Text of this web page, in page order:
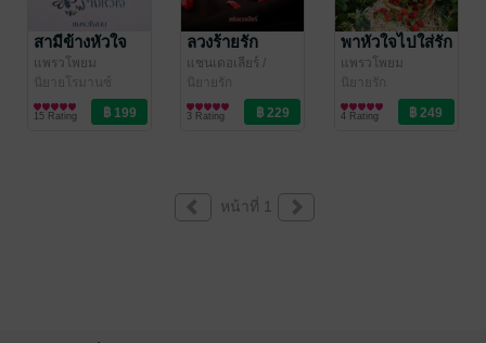
สามีข้างหัวใจ
แพรวโพยม
นิยายโรมานซ์
15 Rating
ลวงร้ายรัก
แชนเดอเลียร์ /
แพรวโพยม
นิยายรัก
3 Rating
พาหัวใจไปใส่รัก
แพรวโพยม
นิยายรัก
4 Rating
หน้าที่ 1